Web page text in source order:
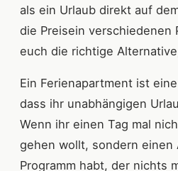
als ein Urlaub direkt auf
die Preisein verschiedenen
euch die richtige
Ein Ferienapartment ist
dass ihr unabhängigen
Wenn ihr einen Tag mal
gehen wollt, sondern einen
Programm habt, der nichts